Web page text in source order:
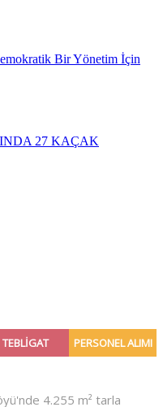
Bir Yönetim İçin
27 KAÇAK